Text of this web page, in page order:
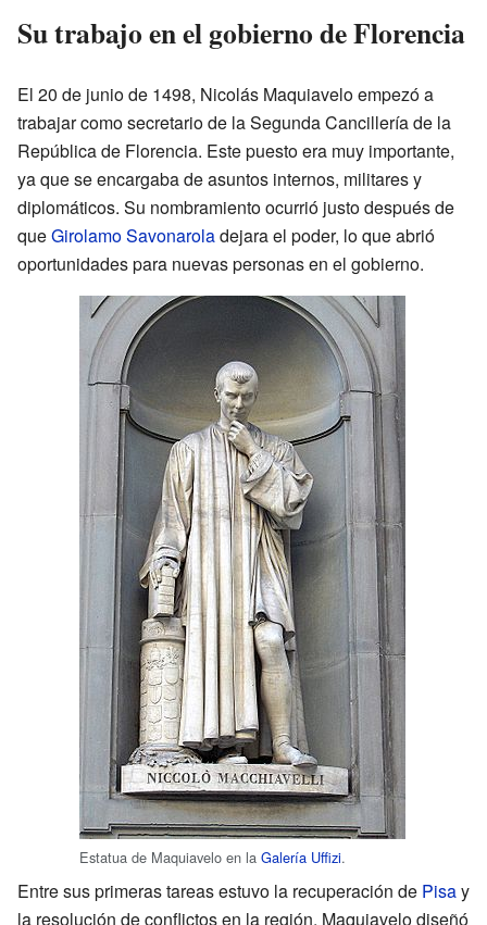
Su trabajo en el gobierno de Florencia
El 20 de junio de 1498, Nicolás Maquiavelo empezó a
trabajar como secretario de la Segunda Cancillería de la
República de Florencia. Este puesto era muy importante,
ya que se encargaba de asuntos internos, militares y
diplomáticos. Su nombramiento ocurrió justo después de
queGirolamo Savonaroladejara el poder, lo que abrió
oportunidades para nuevas personas en el gobierno.
Estatua de Maquiavelo en la Galería Uffizi.
Entre sus primeras tareas estuvo la recuperación de Pisay
la resolución de conflictos en la región. Maquiavelo diseñó